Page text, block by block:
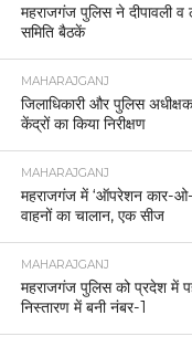
महराजगंज पुलिस ने दीपावली व
समिति बैठकें
MAHARAJGANJ
जिलाधिकारी और पुलिस
केंद्रों का किया निरीक्षण
MAHARAJGANJ
महराजगंज में ‘ऑपरेशन कार-ओ-
वाहनों का चालान, एक सीज
MAHARAJGANJ
महराजगंज पुलिस को प्रदेश में
निस्तारण में बनी नंबर-1